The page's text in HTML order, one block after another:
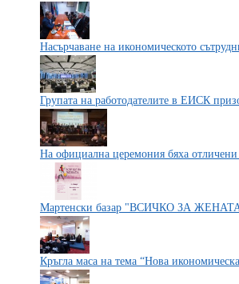
Насърчаване на икономическото
Групата на работодателите в ЕИСК
На официална церемония бяха
Мартенски базар "ВСИЧКО ЗА ЖЕНАТА"
Кръгла маса на тема “Нова